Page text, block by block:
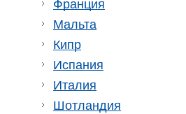
Франция
Мальта
Кипр
Испания
Италия
Шотландия